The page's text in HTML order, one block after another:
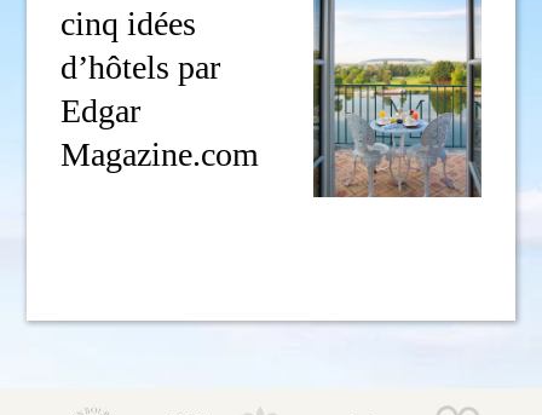
cinq idées
d’hôtels par
Edgar
Magazine.com